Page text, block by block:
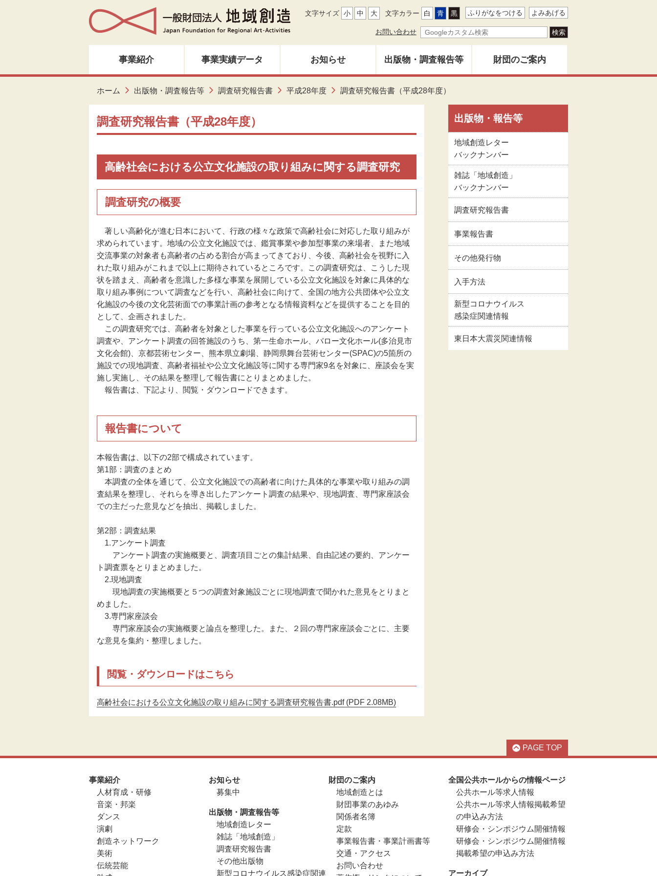
文字サイズ 小 中 大 文字カラー 白 青 黒 ふりがなをつける よみあげる
お問い合わせ
事業紹介
人材育成・研修
音楽・邦楽
演劇
創造ネットワーク
美術
伝統芸能
助成
フェスティバル
地域創造大賞
事業実績データ お知らせ
募集中
出版物・調査報告等
地域創造レター
調査研究報告書
新型コロナウイルス
感染症関連情報
東日本大震災関連情
財団のご案内
財団事業のあゆみ
関係者名簿
事業報告書・事業計
交通・アクセス
著作権・リンクにつ
いて
ホーム 出版物・調査報告等 調査研究報告書 平成28年度 調査研究報告書（平成28年度）
調査研究報告書（平成28年度）
高齢社会における公立文化施設の取り組みに関する調査研究
調査研究の概要
著しい高齢化が進む日本において、行政の様々な政策で高齢社会に対応した取り組みが
求められています。地域の公立文化施設では、鑑賞事業や参加型事業の来場者、また地域
交流事業の対象者も高齢者の占める割合が高まってきており、今後、高齢社会を視野に入
れた取り組みがこれまで以上に期待されているところです。この調査研究は、こうした現
状を踏まえ、高齢者を意識した多様な事業を展開している公立文化施設を対象に具体的な
取り組み事例について調査などを行い、高齢社会に向けて、全国の地方公共団体や公立文
化施設の今後の文化芸術面での事業計画の参考となる情報資料などを提供することを目的
として、企画されました。
この調査研究では、高齢者を対象とした事業を行っている公立文化施設へのアンケート
調査や、アンケート調査の回答施設のうち、第一生命ホール、バロー文化ホール(多治見市
文化会館)、京都芸術センター、熊本県立劇場、静岡県舞台芸術センター(SPAC)の5箇所の
施設での現地調査、高齢者福祉や公立文化施設等に関する専門家9名を対象に、座談会を実
施し実施し、その結果を整理して報告書にとりまとめました。
報告書は、下記より、閲覧・ダウンロードできます。
報告書について
本報告書は、以下の2部で構成されています。
第1部：調査のまとめ
本調査の全体を通じて、公立文化施設での高齢者に向けた具体的な事業や取り組みの調
査結果を整理し、それらを導き出したアンケート調査の結果や、現地調査、専門家座談会
での主だった意見などを抽出、掲載しました。
第2部：調査結果
1.アンケート調査
アンケート調査の実施概要と、調査項目ごとの集計結果、自由記述の要約、アンケー
ト調査票をとりまとめました。
2.現地調査
現地調査の実施概要と５つの調査対象施設ごとに現地調査で聞かれた意見をとりまと
めました。
3.専門家座談会
専門家座談会の実施概要と論点を整理した。また、２回の専門家座談会ごとに、主要
な意見を集約・整理しました。
閲覧・ダウンロードはこちら
高齢社会における公立文化施設の取り組みに関する調査研究報告書.pdf (PDF 2.08MB)
出版物・報告等
地域創造レター
バックナンバー
雑誌「地域創造」
バックナンバー
調査研究報告書
事業報告書
その他発行物
入手方法
新型コロナウイルス
感染症関連情報
東日本大震災関連情報
PAGE TOP
事業紹介
人材育成・研修
音楽・邦楽
ダンス
演劇
創造ネットワーク
美術
伝統芸能
お知らせ
募集中
出版物・調査報告等
地域創造レター
雑誌「地域創造」
調査研究報告書
その他出版物
新型コロナウイルス感染症関連
財団のご案内
地域創造とは
財団事業のあゆみ
関係者名簿
定款
事業報告書・事業計画書等
交通・アクセス
お問い合わせ
全国公共ホールからの情報ページ
公共ホール等求人情報
公共ホール等求人情報掲載希望
の申込み方法
研修会・シンポジウム開催情報
研修会・シンポジウム開催情報
掲載希望の申込み方法
アーカイブ